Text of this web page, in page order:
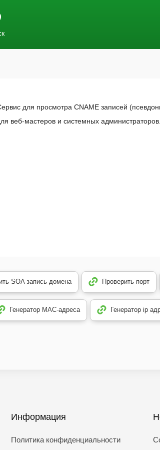
для просмотра CNAME записей
веб-мастеров и системных
SOA запись домена Проверить порт
Генератор MAC-адреса Генератор ip
Информация
Политика конфиденциальности